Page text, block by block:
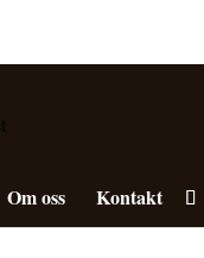
Om oss Kontakt